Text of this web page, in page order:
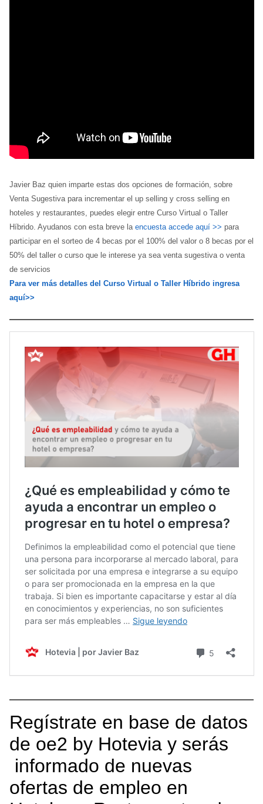
Javier Baz quien imparte estas dos opciones de formación, sobre
Venta Sugestiva para incrementar el up selling y cross selling en
hoteles y restaurantes, puedes elegir entre Curso Virtual o Taller
Híbrido. Ayudanos con esta breve la encuesta accede aquí >> para
participar en el sorteo de 4 becas por el 100% del valor o 8 becas por el
50% del taller o curso que le interese ya sea venta sugestiva o venta
de servicios
Para ver más detalles del Curso Virtual o Taller Híbrido ingresa
aquí>>